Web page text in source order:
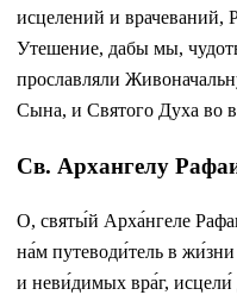
исцелений и врачеваний,
Утешение, дабы мы,
прославляли
Сына, и Святого Духа во
Св. Архангелу
О, святы́й Арха́нгеле
на́м путеводи́тель в
и неви́димых вра́г,